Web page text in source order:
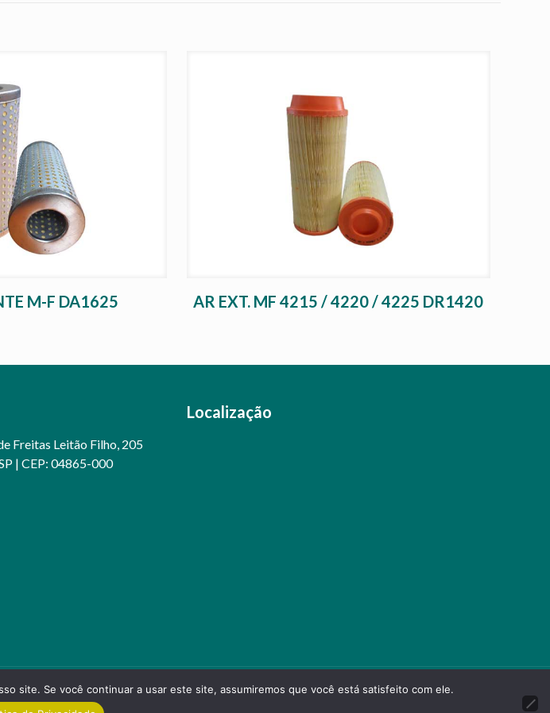
M-F DA1625 AR EXT. MF 4215 / 4220 / 4225 DR1420
Freitas Leitão Filho, 205
| CEP: 04865-000
Localização
site. Se você continuar a usar este site, assumiremos que você está satisfeito com ele.